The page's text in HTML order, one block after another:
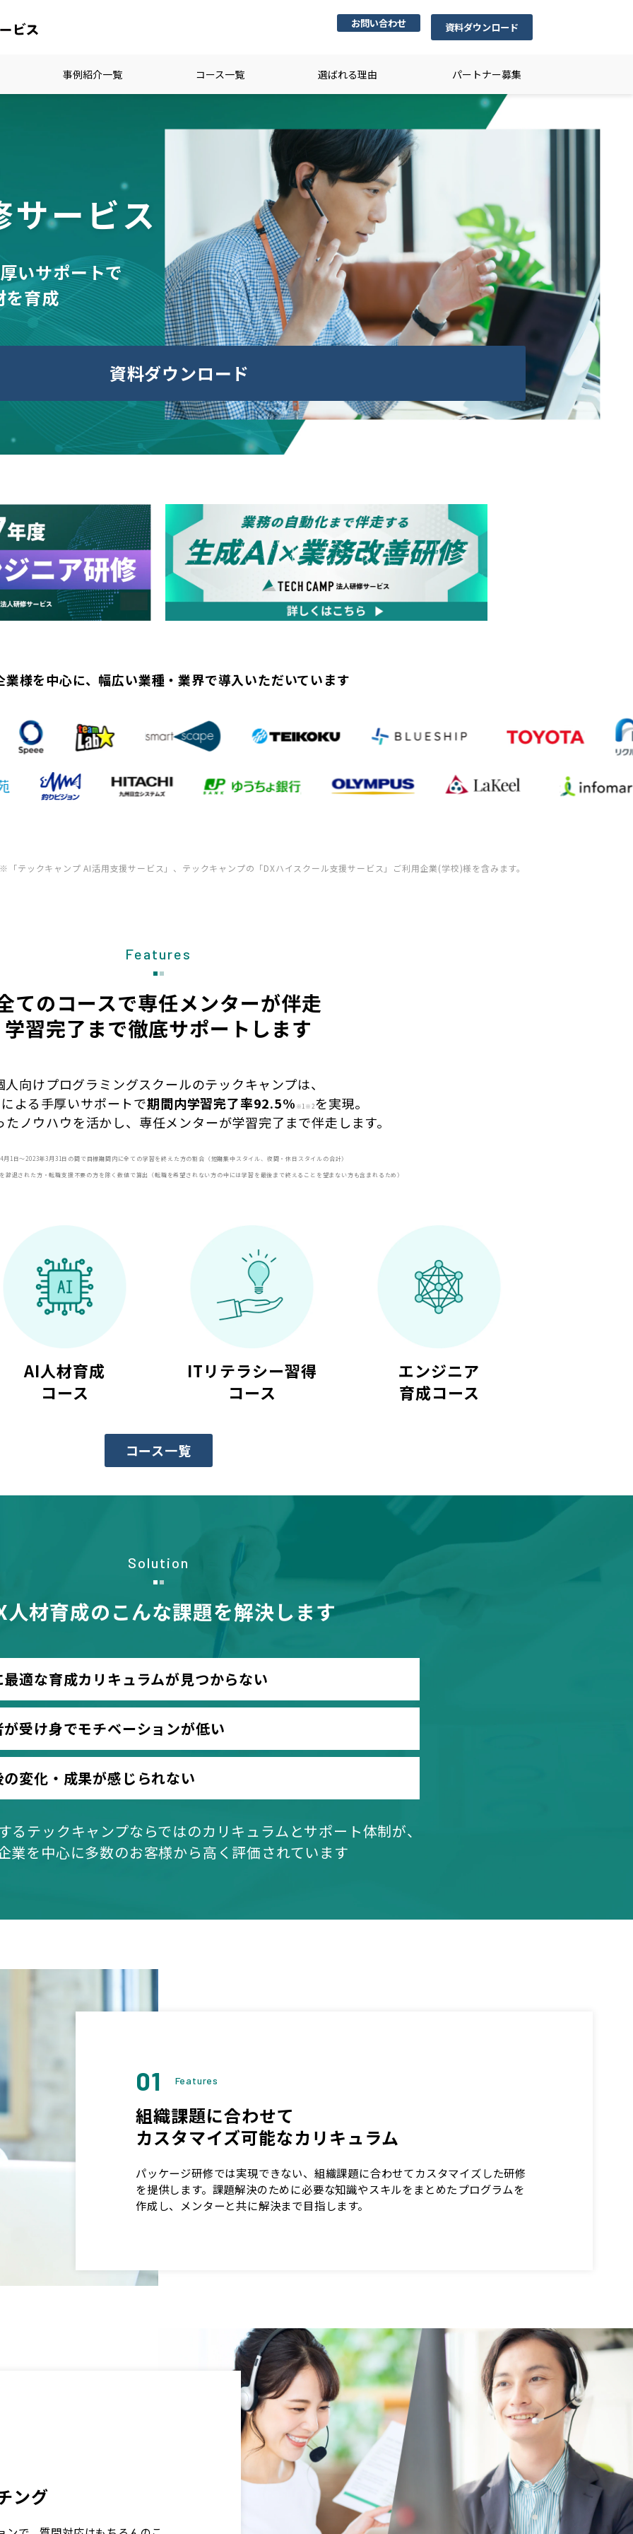
お問い合わせ 資料ダウンロード
事例紹介一覧 コース一覧 選ばれる理由 パートナー募集
サービス
いサポートで
を育成
資料ダウンロード
業様を中心に、幅広い業種・業界で導入いただいています
※「テックキャンプ AI活用支援サービス」、テックキャンプの「DXハイスクール支援サービス」ご利用企業(学校)様を含みます。
Features
てのコースで専任メンターが伴走
学習完了まで徹底サポートします
人向けプログラミングスクールのテックキャンプは、
よる手厚いサポートで期間内学習完了率92.5% ※1※2を実現。
ノウハウを活かし、専任メンターが学習完了まで伴走します。
1日〜2023年3月31日の間で目標期間内に全ての学習を終えた方の割合（短期集中スタイル、夜間・休日スタイルの合計）
退された方・転職支援不要の方を除く数値で算出（転職を希望されない方の中には学習を最後まで終えることを望まない方も含まれるため）
AI人材育成
コース
ITリテラシー習得
コース
エンジニア
育成コース
コース一覧
Solution
人材育成のこんな課題を解決します
適な育成カリキュラムが見つからない
受け身でモチベーションが低い
変化・成果が感じられない
るテックキャンプならではのカリキュラムとサポート体制が、
業を中心に多数のお客様から高く評価されています
01 Features
組織課題に合わせて
カスタマイズ可能なカリキュラム
パッケージ研修では実現できない、組織課題に合わせてカスタマイズした研修
を提供します。課題解決のために必要な知識やスキルをまとめたプログラムを
作成し、メンターと共に解決まで目指します。
ング